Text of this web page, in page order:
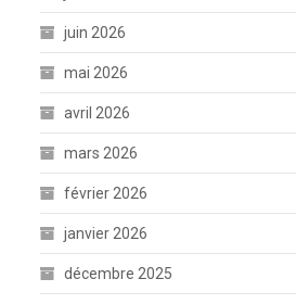
juin 2026
mai 2026
avril 2026
mars 2026
février 2026
janvier 2026
décembre 2025